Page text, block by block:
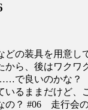
どの装具を用意し
から、後はワクワ
で良いのかな？
いるままだけど、
の？ #06 走行会